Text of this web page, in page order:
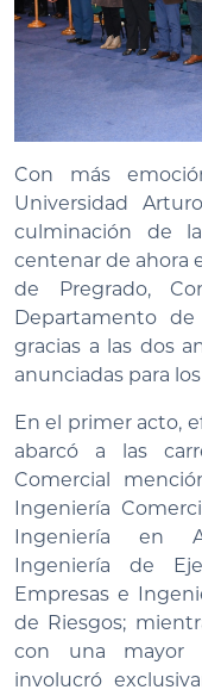
Con más
Universidad
culminación de
centenar de ahora
de Pregrado,
Departamento de
gracias a las dos
anunciadas para
En el primer acto,
abarcó a las
Comercial
Ingeniería
Ingeniería en
Ingeniería de
Empresas e
de Riesgos;
con una mayor
involucró